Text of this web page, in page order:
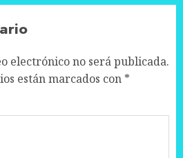
electrónico no será publicada.
están marcados con *